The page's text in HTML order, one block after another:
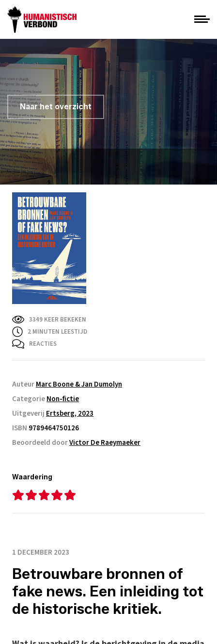
Naar het overzicht
3349 KEER BEKEKEN
2 MINUTEN LEESTIJD
REACTIES
AuteurMarc Boone & Jan Dumolyn
CategorieNon-fictie
Uitgeverij Ertsberg, 2023
ISBN 9789464750126
Beoordeeld doorVictor De Raeymaeker
Waardering
1 DECEMBER 2023
Betrouwbare bronnen of
fake news. Een inleiding tot
de historische kritiek.